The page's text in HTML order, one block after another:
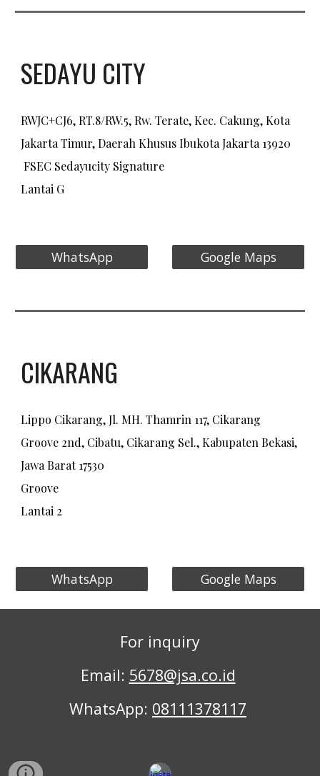
SEDAYU CITY
RWJC+CJ6, RT.8/RW.5, Rw. Terate, Kec. Cakung, Kota
Jakarta Timur, Daerah Khusus Ibukota Jakarta 13920
FSEC Sedayucity Signature
Lantai G
WhatsApp Google Maps
CIKARANG
Lippo Cikarang, Jl. MH. Thamrin 117, Cikarang
Groove 2nd, Cibatu, Cikarang Sel., Kabupaten Bekasi,
Jawa Barat 17530
​Groove
Lantai 2
WhatsApp Google Maps
For inquiry
Email: 5678@jsa.co.id
WhatsApp: 08111378117